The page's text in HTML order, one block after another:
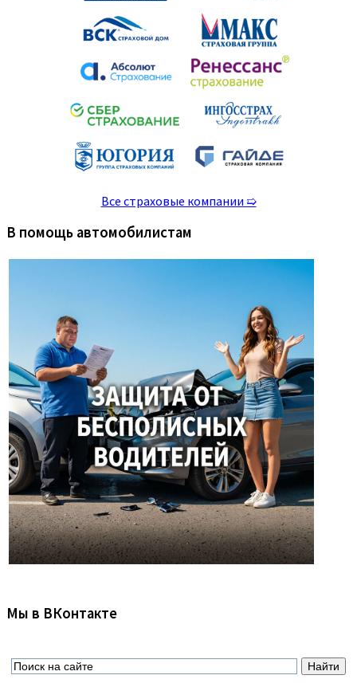
Все страховые компании ➯
В помощь автомобилистам
Мы в ВКонтакте